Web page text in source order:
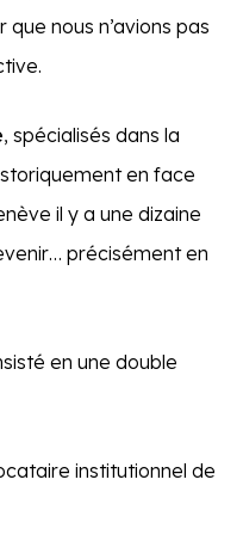
que nous n’avions pas
, spécialisés dans la
en face
il y a une dizaine
précisément en
en une double
institutionnel de